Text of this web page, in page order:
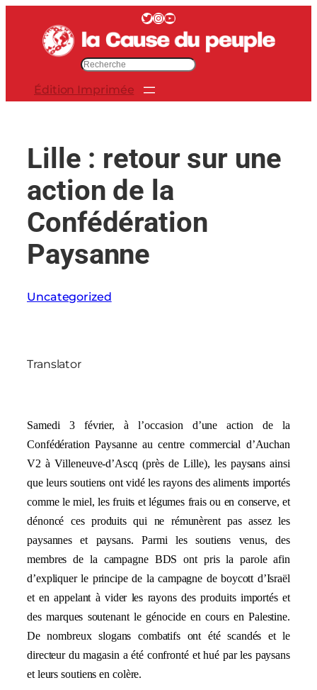
contenu
Twitter InstagramYouTube
e
Édition Imprimée
Lille : retour sur une
action de la
Confédération
Paysanne
Uncategorized
Translator
Samedi 3 février, à l’occasion d’une action de la
Confédération Paysanne au centre commercial d’Auchan
V2 à Villeneuve-d’Ascq (près de Lille), les paysans ainsi
que leurs soutiens ont vidé les rayons des aliments importés
comme le miel, les fruits et légumes frais ou en conserve, et
dénoncé ces produits qui ne rémunèrent pas assez les
paysannes et paysans. Parmi les soutiens venus, des
membres de la campagne BDS ont pris la parole afin
d’expliquer le principe de la campagne de boycott d’Israël
et en appelant à vider les rayons des produits importés et
des marques soutenant le génocide en cours en Palestine.
De nombreux slogans combatifs ont été scandés et le
directeur du magasin a été confronté et hué par les paysans
et leurs soutiens en colère.